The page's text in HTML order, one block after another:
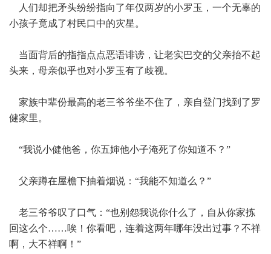
人们却把矛头纷纷指向了年仅两岁的小罗玉，一个无辜的
小孩子竟成了村民口中的灾星。
当面背后的指指点点恶语诽谤，让老实巴交的父亲抬不起
头来，母亲似乎也对小罗玉有了歧视。
家族中辈份最高的老三爷爷坐不住了，亲自登门找到了罗
健家里。
“我说小健他爸，你五婶他小子淹死了你知道不？”
父亲蹲在屋檐下抽着烟说：“我能不知道么？”
老三爷爷叹了口气：“也别怨我说你什么了，自从你家拣
回这么个……唉！你看吧，连着这两年哪年没出过事？不祥
啊，大不祥啊！”